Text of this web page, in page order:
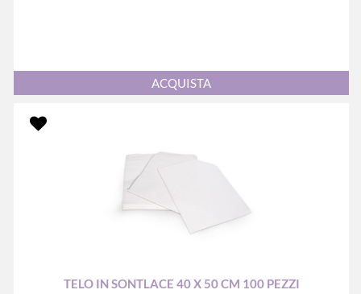
Quantità
ACQUISTA
TELO IN SONTLACE 40 X 50 CM 100 PEZZI